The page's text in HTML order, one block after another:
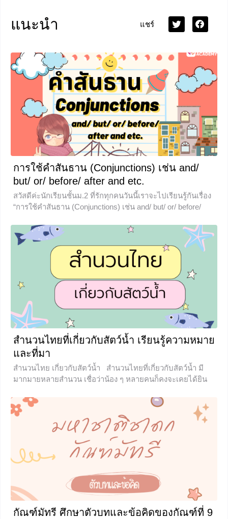
แนะนำ แชร์
การใช้คำสันธาน (Conjunctions) เช่น and/
but/ or/ before/ after and etc.
สวัสดีค่ะนักเรียนชั้นม.2 ที่รักทุกคนวันนี้เราจะไปเรียนรู้กันเรื่อง
“การใช้คำสันธาน (Conjunctions) เช่น and/ but/ or/ before/
สันธาน(Conjunctions)คืออะไร คำสันธาน (Conjunctions) คือ
คำที่ใช้เชื่อมระหว่างประโยคต่อประโยค คำต่อคำ หรือระหว่าง
กริยาต่อกริยา และอื่นๆ เช่น and/
0
สำนวนไทยที่เกี่ยวกับสัตว์น้ำ เรียนรู้ความหมาย
และที่มา
สำนวนไทย เกี่ยวกับสัตว์น้ำ สำนวนไทยที่เกี่ยวกับสัตว์น้ำ มี
มากมายหลายสำนวน เชื่อว่าน้อง ๆ หลายคนก็คงจะเคยได้ยิน
อยู่ในสำนวนไทยได้ และสำนวนเหล่านั้นมีที่มาอย่างไร ใช้ใน
โอกาสใดได้บ้าง วันนี้เรามาเรียนรู้ถึงความหมายและที่มาของ
สำนวนไทยที่เกี่ยวกับสัตว์น้ำกันค่ะ ความหมายของสำนวน
สำนวน หมายถึง ถ้อยคำ การพูดหรือเขียนที่มีความหมายไม่
ตรงกับรากศัพท์หรือตรงไปตรงมาตามพจนานุกรม แต่เป็น
ถ้อยคำที่มีความหมายเป็นอย่างอื่น ขึ้นอยู่กับเรื่องที่กล่าวถึง โดย
กัณฑ์มัทรี ศึกษาตัวบทและข้อคิดของกัณฑ์ที่ 9